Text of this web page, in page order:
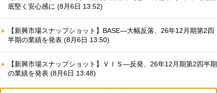
底堅く安心感に (8月6日 13:52)
【新興市場スナップショット】BASE—大幅反落、26年12月期第2四
半期の業績を発表 (8月6日 13:50)
【新興市場スナップショット】ＶＩＳ—反発、26年12月期第2四半期
の業績を発表 (8月6日 13:48)